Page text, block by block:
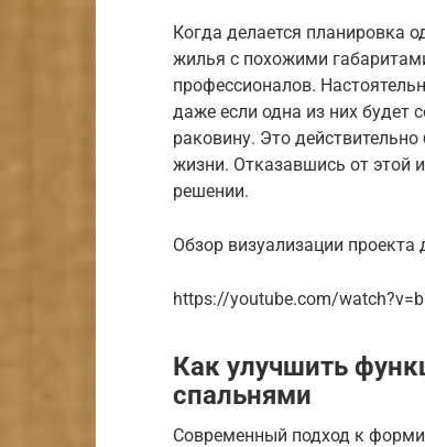
Когда делается планировка
жилья с похожими
профессионалов.
даже если одна из них будет
раковину. Это
жизни. Отказавшись от этой
решении.
Обзор визуализации
https://youtube.com/
Как улучшить
спальнями
Современный подход к